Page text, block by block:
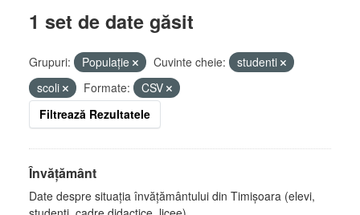
1 set de date găsit
Grupuri: Populație Cuvinte cheie:
studenti
scoli
Formate:
CSV
Filtrează Rezultatele
Învățământ
Date despre situația învățământului din Timișoara (elevi,